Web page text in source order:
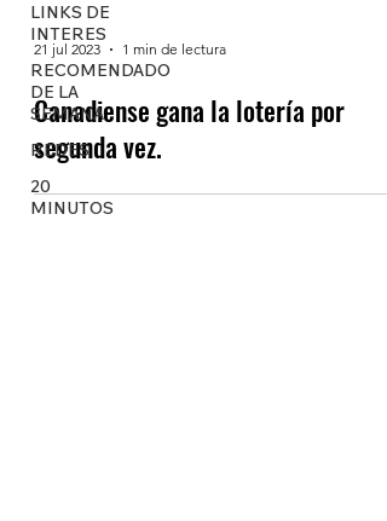
LINKS DE
INTERES
RECOMENDADO
DE LA
SEMANA
REDES
20
MINUTOS
21 jul 2023 1 min de lectura
Canadiense gana la lotería por
segunda vez.